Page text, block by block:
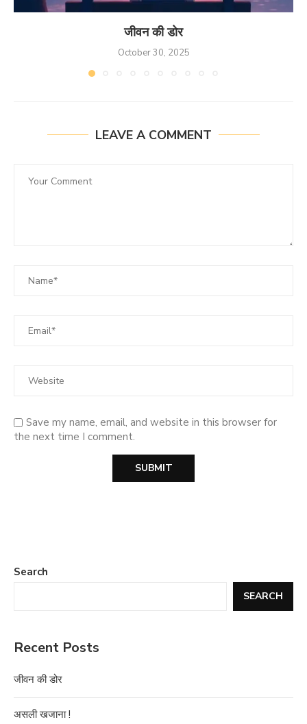
जीवन की डोर
October 30, 2025
LEAVE A COMMENT
Save my name, email, and website in this browser for
the next time I comment.
Search
SEARCH
Recent Posts
जीवन की डोर
असली खजाना !